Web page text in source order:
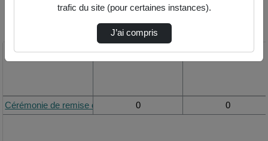
Titre Vue de la journée Vue du mois
Cérémonie de remise des diplômes - B.U.T. Promo 2024
0 0
trafic du site (pour certaines instances).
J’ai compris